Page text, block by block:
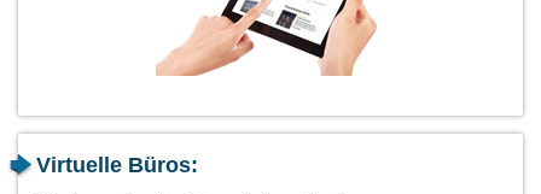
Virtuelle Büros: